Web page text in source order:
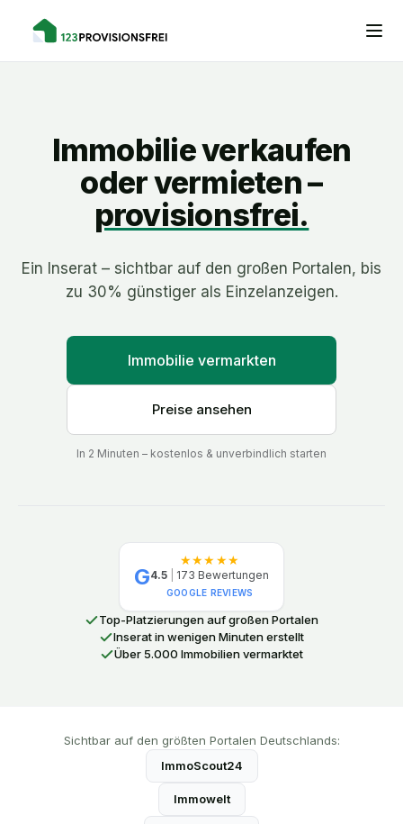
Immobilie verkaufen
oder vermieten –
provisionsfrei.
Ein Inserat – sichtbar auf den großen Portalen, bis
zu 30% günstiger als Einzelanzeigen.
Immobilie vermarkten
Preise ansehen
In 2 Minuten – kostenlos & unverbindlich starten
G
★★★★★
4.5 173 Bewertungen
GOOGLE REVIEWS
Top-Platzierungen auf großen Portalen
Inserat in wenigen Minuten erstellt
Über 5.000 Immobilien vermarktet
Sichtbar auf den größten Portalen Deutschlands:
ImmoScout24
Immowelt